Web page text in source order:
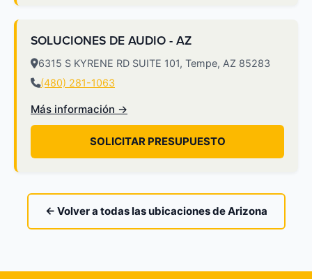
SOLUCIONES DE AUDIO - AZ
6315 S KYRENE RD SUITE 101, Tempe, AZ 85283
(480) 281-1063
Más información →
SOLICITAR PRESUPUESTO
← Volver a todas las ubicaciones de Arizona